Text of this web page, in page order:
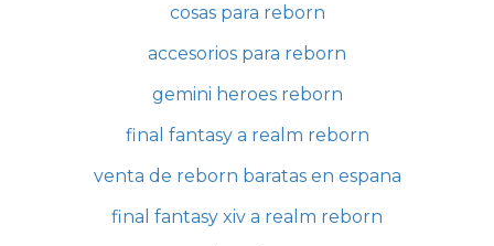
cosas para reborn
accesorios para reborn
gemini heroes reborn
final fantasy a realm reborn
venta de reborn baratas en espana
final fantasy xiv a realm reborn